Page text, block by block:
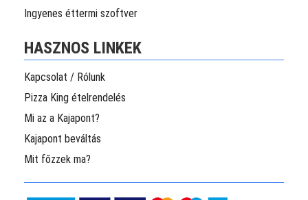
Ingyenes éttermi szoftver
HASZNOS LINKEK
Kapcsolat / Rólunk
Pizza King ételrendelés
Mi az a Kajapont?
Kajapont beváltás
Mit főzzek ma?